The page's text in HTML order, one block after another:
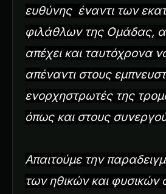
ευθύνης έναντι των
φιλάθλων της Ομάδας,
απέχει και ταυτόχρονα
απέναντι στους
ενορχηστρωτές της
όπως και στους
Απαιτούμε την
των ηθικών και φυσικών